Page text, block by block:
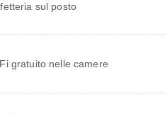
sul posto
gratuito nelle camere